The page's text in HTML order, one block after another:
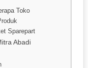
Toko
Sparepart
Abadi